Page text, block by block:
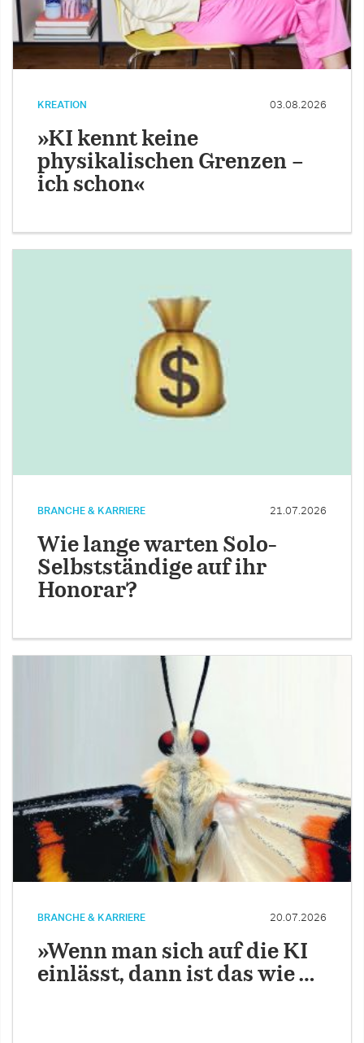
KREATION 03.08.2026
»KI kennt keine
physikalischen Grenzen –
ich schon«
BRANCHE & KARRIERE 21.07.2026
Wie lange warten Solo-
Selbstständige auf ihr
Honorar?
BRANCHE & KARRIERE 20.07.2026
»Wenn man sich auf die KI
einlässt, dann ist das wie …